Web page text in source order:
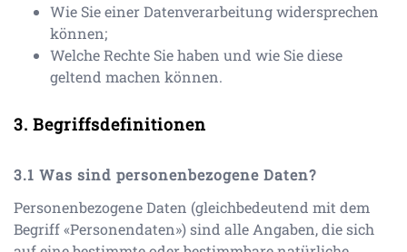
Wie Sie einer Datenverarbeitung widersprechen
können;
Welche Rechte Sie haben und wie Sie diese
geltend machen können.
Begriffsdefinitionen
Was sind personenbezogene Daten?
Personenbezogene Daten (gleichbedeutend mit dem
Begriff «Personendaten») sind alle Angaben, die sich